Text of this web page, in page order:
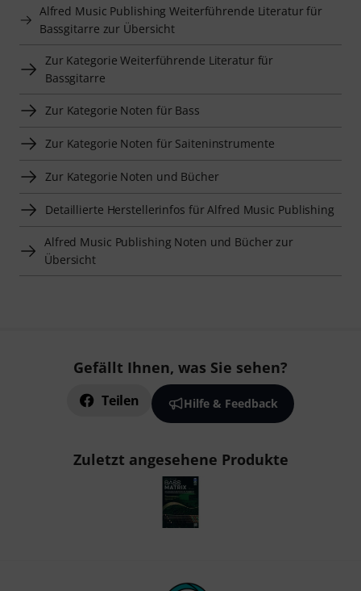
Alfred Music Publishing Weiterführende Literatur für
Bassgitarre zur Übersicht
Zur Kategorie Weiterführende Literatur für
Bassgitarre
Zur Kategorie Noten für Bass
Zur Kategorie Noten für Saiteninstrumente
Zur Kategorie Noten und Bücher
Detaillierte Herstellerinfos für Alfred Music Publishing
Alfred Music Publishing Noten und Bücher zur
Übersicht
Gefällt Ihnen, was Sie sehen?
Teilen Hilfe & Feedback
Zuletzt angesehene Produkte